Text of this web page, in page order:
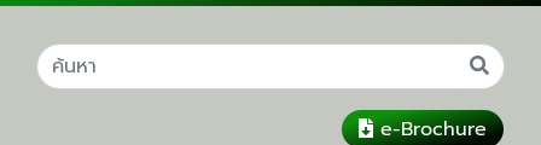
e-Brochure